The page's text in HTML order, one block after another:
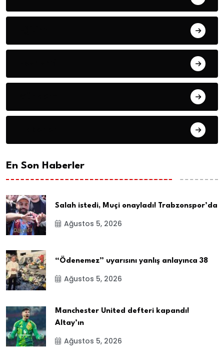
En Son Haberler
Salah istedi, Muçi onayladı! Trabzonspor’da
Ağustos 5, 2026
“Ödenemez” uyarısını yanlış anlayınca 38
Ağustos 5, 2026
Manchester United defteri kapandı!
Altay’ın
Ağustos 5, 2026